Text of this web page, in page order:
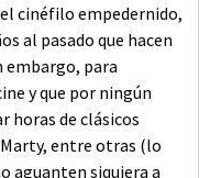
cinéfilo empedernido,
al pasado que hacen
embargo, para
y que por ningún
horas de clásicos
entre otras (lo
aguanten siquiera a